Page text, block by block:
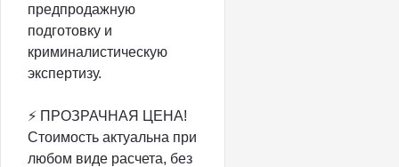
предпродажную
подготовку и
криминалистическую
экспертизу.
⚡️ ПРОЗРАЧНАЯ ЦEHА!
Стоимость актуальна при
любом виде расчета, без